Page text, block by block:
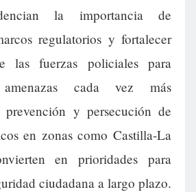
la importancia de
regulatorios y fortalecer
las fuerzas policiales para
cada vez más
prevención y persecución de
en zonas como Castilla-La
en prioridades para
ciudadana a largo plazo.